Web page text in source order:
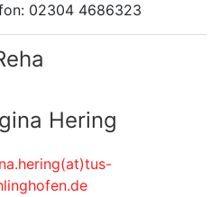
02304 4686323
Hering